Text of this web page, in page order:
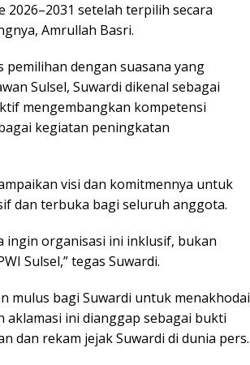
2026–2031 setelah terpilih secara
Amrullah Basri.
dengan suasana yang
Sulsel, Suwardi dikenal sebagai
mengembangkan kompetensi
kegiatan peningkatan
visi dan komitmennya untuk
dan terbuka bagi seluruh anggota.
ingin organisasi ini inklusif, bukan
Sulsel,” tegas Suwardi.
mulus bagi Suwardi untuk menakhodai
aklamasi ini dianggap sebagai bukti
dan rekam jejak Suwardi di dunia pers.